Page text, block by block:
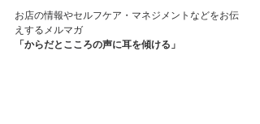
お店の情報やセルフケア・マネジメントなどをお伝
えするメルマガ
「からだとこころの声に耳を傾ける」